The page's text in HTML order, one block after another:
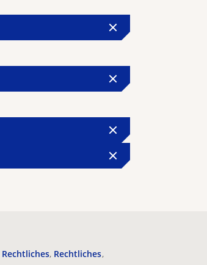
Rechtliches Rechtliches